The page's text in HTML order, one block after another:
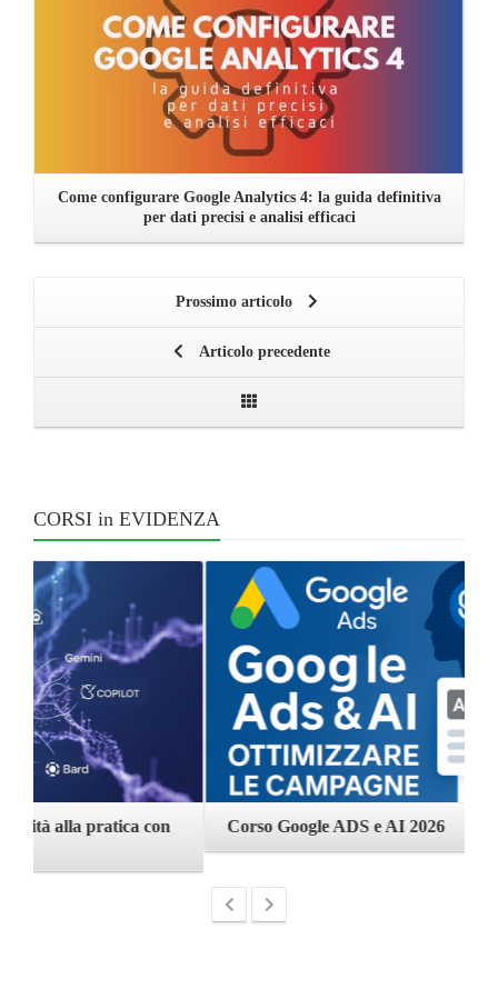
Come configurare Google Analytics 4: la guida definitiva
per dati precisi e analisi efficaci
Prossimo articolo
Articolo precedente
CORSI in EVIDENZA
Corso Google ADS e AI 2026